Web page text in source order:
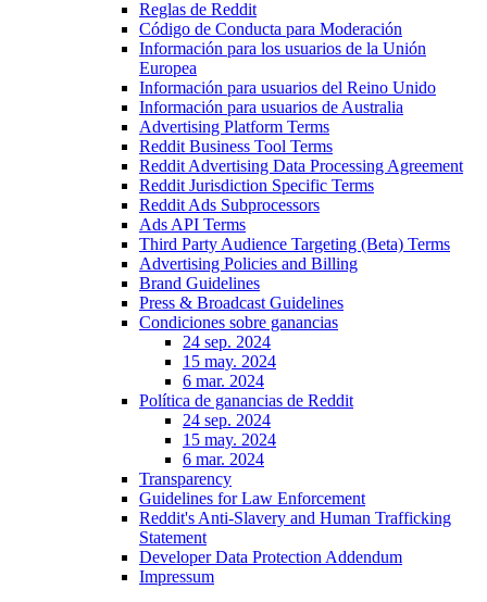
Reglas de Reddit
Código de Conducta para Moderación
Información para los usuarios de la Unión
Europea
Información para usuarios del Reino Unido
Información para usuarios de Australia
Advertising Platform Terms
Reddit Business Tool Terms
Reddit Advertising Data Processing Agreement
Reddit Jurisdiction Specific Terms
Reddit Ads Subprocessors
Ads API Terms
Third Party Audience Targeting (Beta) Terms
Advertising Policies and Billing
Brand Guidelines
Press & Broadcast Guidelines
Condiciones sobre ganancias
24 sep. 2024
15 may. 2024
6 mar. 2024
Política de ganancias de Reddit
24 sep. 2024
15 may. 2024
6 mar. 2024
Transparency
Guidelines for Law Enforcement
Reddit's Anti-Slavery and Human Trafficking
Statement
Developer Data Protection Addendum
Impressum